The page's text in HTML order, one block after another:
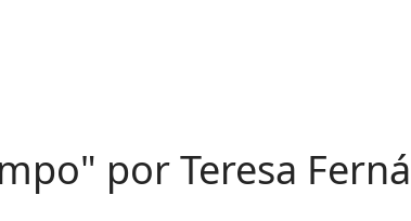
por Teresa